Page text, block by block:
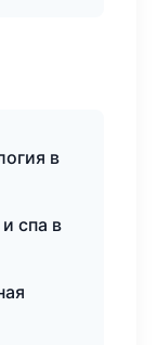
в
спа в